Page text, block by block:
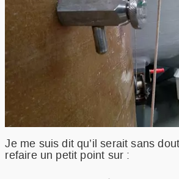
Je me suis dit qu’il serait sans
refaire un petit point sur :